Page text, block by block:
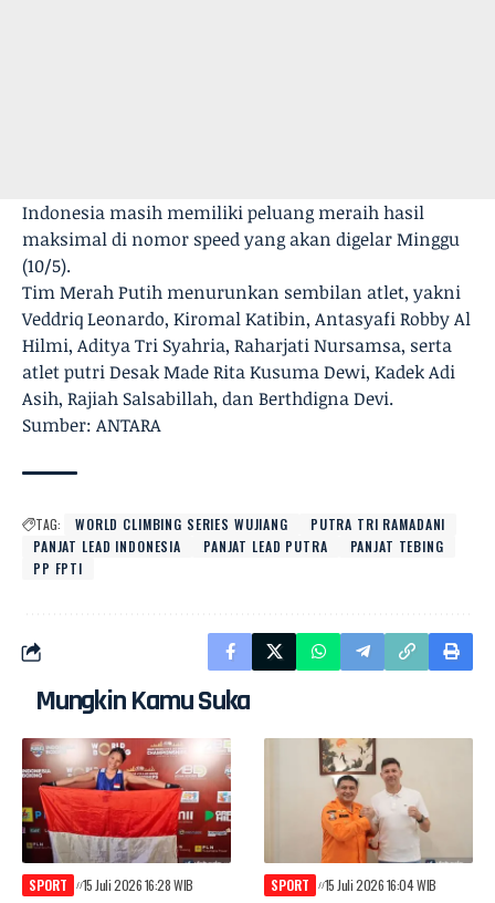
Indonesia masih memiliki peluang meraih hasil
maksimal di nomor speed yang akan digelar Minggu
(10/5).
Tim Merah Putih menurunkan sembilan atlet, yakni
Veddriq Leonardo, Kiromal Katibin, Antasyafi Robby Al
Hilmi, Aditya Tri Syahria, Raharjati Nursamsa, serta
atlet putri Desak Made Rita Kusuma Dewi, Kadek Adi
Asih, Rajiah Salsabillah, dan Berthdigna Devi.
Sumber: ANTARA
TAG: WORLD CLIMBING SERIES WUJIANG
PUTRA TRI RAMADANI
PANJAT LEAD INDONESIA
PANJAT LEAD PUTRA
PANJAT TEBING
PP FPTI
Mungkin Kamu Suka
SPORT 15 Juli 2026 16:28 WIB SPORT 15 Juli 2026 16:04 WIB